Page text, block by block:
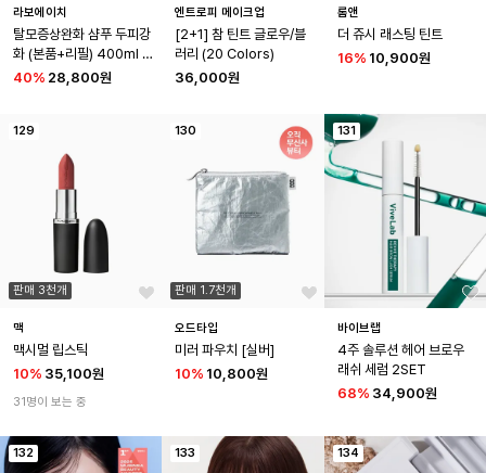
라보에이치
탈모증상완화 샴푸 두피강
화 (본품+리필) 400ml 2
입 기획 + 증정
40% 28,800원
엔트로피 메이크업
[2+1] 참 틴트 글로우/블
러리 (20 Colors)
36,000원
롬앤
더 쥬시 래스팅 틴트
16% 10,900원
129
판매 3천개
맥
맥시멀 립스틱
10% 35,100원
31명이 보는 중
130
판매 1.7천개
오드타입
미러 파우치 [실버]
10% 10,800원
131
바이브랩
4주 솔루션 헤어 브로우
래쉬 세럼 2SET
68% 34,900원
132 133 134